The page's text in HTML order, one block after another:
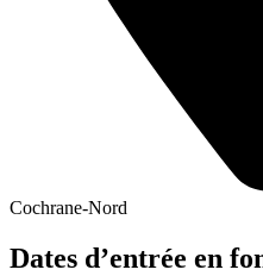
Cochrane-Nord
Dates d’entrée en